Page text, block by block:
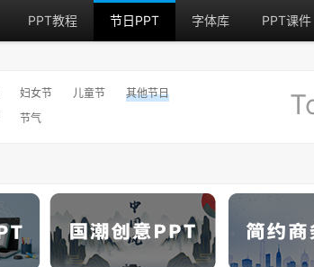
PPT教程 节日PPT 字体库 PPT课件
妇女节 儿童节
其他节日
节气